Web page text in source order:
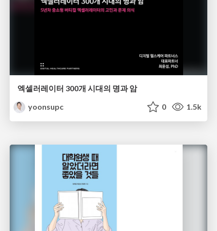
엑셀러레이터 300개 시대의 명과 암
yoonsupc
0 1.5k